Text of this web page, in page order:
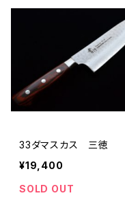
33ダマスカス 三徳
¥19,400
SOLD OUT